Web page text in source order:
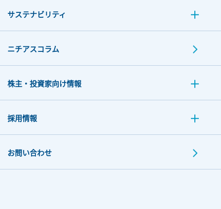
サステナビリティ
ニチアスコラム
株主・投資家向け情報
採用情報
お問い合わせ